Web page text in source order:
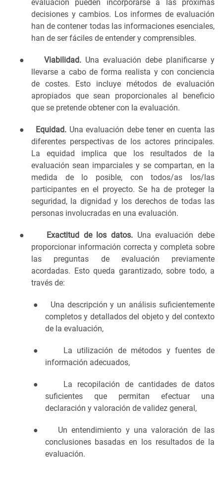
evaluación pueden incorporarse a las próximas
decisiones y cambios. Los informes de evaluación
han de contener todas las informaciones esenciales,
han de ser fáciles de entender y comprensibles.
● Viabilidad. Una evaluación debe planificarse y
llevarse a cabo de forma realista y con conciencia
de costes. Esto incluye métodos de evaluación
apropiados que sean proporcionales al beneficio
que se pretende obtener con la evaluación.
● Equidad. Una evaluación debe tener en cuenta las
diferentes perspectivas de los actores principales.
La equidad implica que los resultados de la
evaluación sean imparciales y se compartan, en la
medida de lo posible, con todos/as los/las
participantes en el proyecto. Se ha de proteger la
seguridad, la dignidad y los derechos de todas las
personas involucradas en una evaluación.
● Exactitud de los datos. Una evaluación debe
proporcionar información correcta y completa sobre
las preguntas de evaluación previamente
acordadas. Esto queda garantizado, sobre todo, a
través de:
●
Una descripción y un análisis suficientemente
completos y detallados del objeto y del contexto
de la evaluación,
●
La utilización de métodos y fuentes de
información adecuados,
●
La recopilación de cantidades de datos
suficientes que permitan efectuar una
declaración y valoración de validez general,
●
Un entendimiento y una valoración de las
conclusiones basadas en los resultados de la
evaluación.